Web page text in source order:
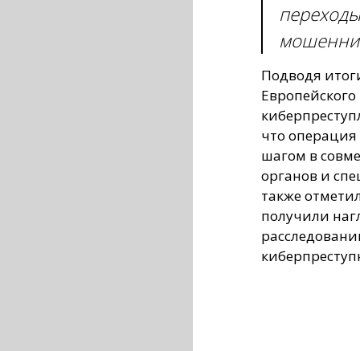
Подводя
что
шагом в
органов и
также
получили